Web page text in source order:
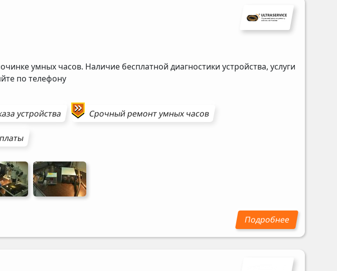
умных часов. Наличие бесплатной диагностики устройства, услуги
по телефону
устройства Срочный ремонтумных часов